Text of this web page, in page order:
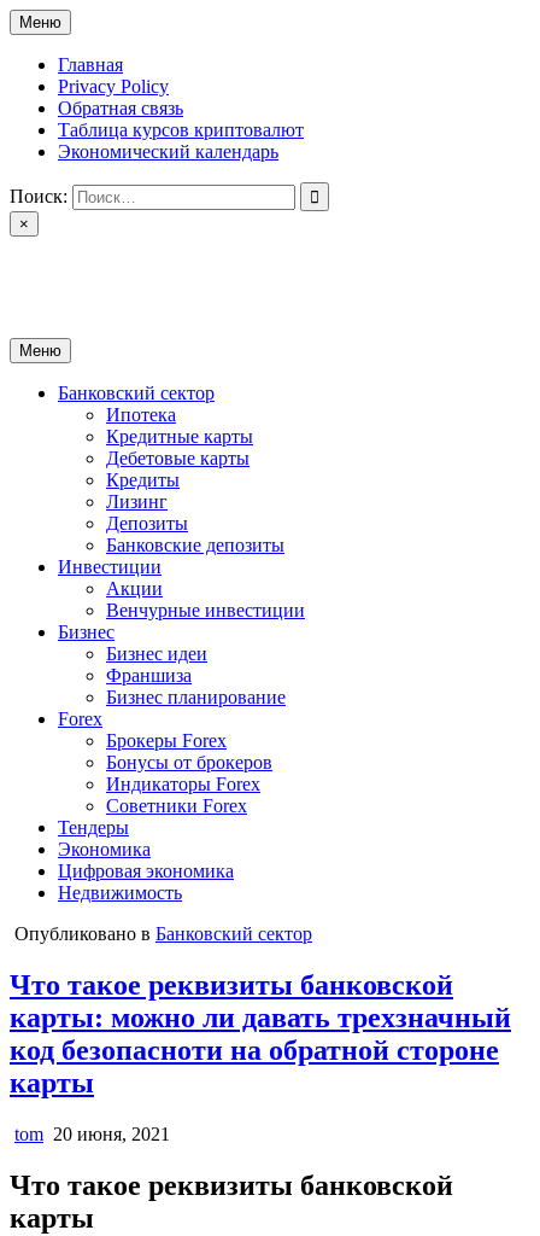
Перейти
к
содержимому
Меню
Главная
Privacy Policy
Обратная связь
Таблица курсов криптовалют
Экономический календарь
Поиск:
×
Меню
Банковский сектор
Ипотека
Кредитные карты
Дебетовые карты
Кредиты
Лизинг
Депозиты
Банковские депозиты
Инвестиции
Акции
Венчурные инвестиции
Бизнес
Бизнес идеи
Франшиза
Бизнес планирование
Forex
Брокеры Forex
Бонусы от брокеров
Индикаторы Forex
Советники Forex
Тендеры
Экономика
Цифровая экономика
Недвижимость
Опубликовано в Банковский сектор
Что такое реквизиты банковской
карты: можно ли давать трехзначный
код безопасноти на обратной стороне
карты
tom 20 июня, 2021
Что такое реквизиты банковской
карты